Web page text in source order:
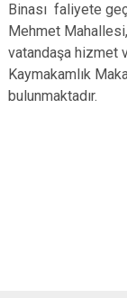
Binası faliyete
Mehmet
vatandaşa hizmet
Kaymakamlık
bulunmaktadır.